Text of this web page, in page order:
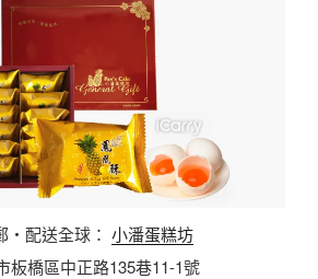
配送全球： 小潘蛋糕坊
板橋區中正路135巷11-1號